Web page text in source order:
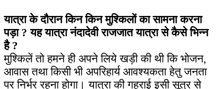
यात्रा के दौरान किन किन मुश्किलों का सामना करना
पड़ा ? यह यात्रा नंदादेवी राजजात यात्रा से कैसे भिन्न
है ?
मुश्किलें तो हमने ही अपने लिये खड़ी की थी कि भोजन,
आवास तथा किसी भी अपरिहार्य आवश्यकता हेतु जनता
पर निर्भर रहना होगा। यात्रा की गहराई इसी सूत्र से